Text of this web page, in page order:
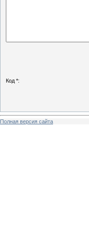
Код *:
Полная версия сайта